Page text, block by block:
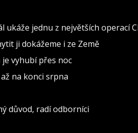
ukáže jednu z největších operací
ji dokážeme i ze Země
vyhubí přes noc
na konci srpna
důvod, radí odborníci